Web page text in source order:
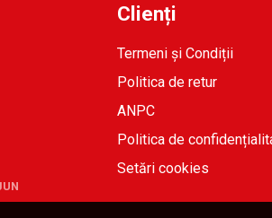
Clienți
Termeni și Condiții
Politica de retur
ANPC
Politica de
Setări cookies